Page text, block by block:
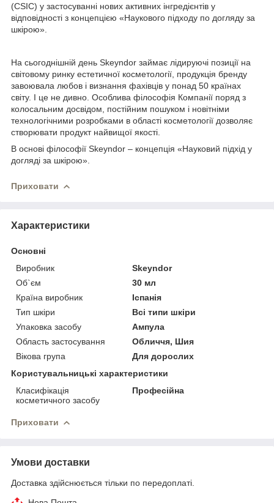
(CSIC) у застосуванні нових активних інгредієнтів у
відповідності з концепцією «Наукового підходу по догляду за
шкірою».
На сьогоднішній день Skeyndor займає лідируючі позиції на
світовому ринку естетичної косметології, продукція бренду
завоювала любов і визнання фахівців у понад 50 країнах
світу. І це не дивно. Особлива філософія Компанії поряд з
колосальним досвідом, постійним пошуком і новітніми
технологічними розробками в області косметології дозволяє
створювати продукт найвищої якості.
В основі філософії Skeyndor – концепція «Науковий підхід у
догляді за шкірою».
Приховати
Характеристики
Основні
Виробник
Skeyndor
Об`єм
30 мл
Країна виробник
Іспанія
Тип шкіри
Всі типи шкіри
Упаковка засобу
Ампула
Область застосування
Обличчя, Шия
Вікова група
Для дорослих
Користувальницькі характеристики
Класифікація
косметичного засобу
Професійна
Приховати
Умови доставки
Доставка здійснюється тільки по передоплаті.